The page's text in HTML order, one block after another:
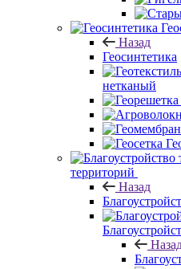
Назад
Геосинтетика
нетканый
территорий
Назад